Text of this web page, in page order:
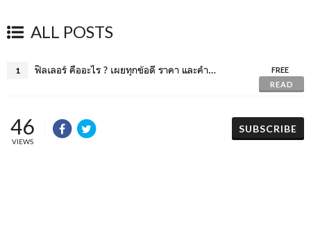
ALL POSTS
1 ฟิลเลอร์ คืออะไร ? เผยทุกข้อดี ราคา และคำแนะนำสำหรับมือใหม่
FREE
READ
46
VIEWS
SUBSCRIBE